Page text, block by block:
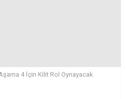
4 İçin Kilit Rol Oynayacak